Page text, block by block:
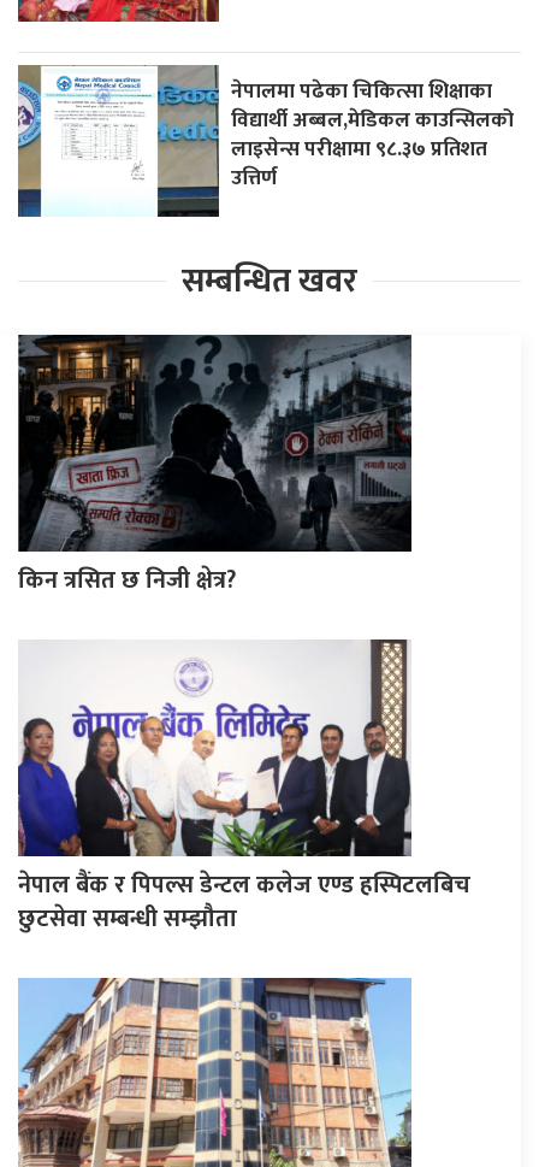
नेपालमा पढेका चिकित्सा शिक्षाका
विद्यार्थी अब्बल,मेडिकल काउन्सिलको
लाइसेन्स परीक्षामा ९८.३७ प्रतिशत
उत्तिर्ण
सम्बन्धित खवर
किन त्रसित छ निजी क्षेत्र?
नेपाल बैंक र पिपल्स डेन्टल कलेज एण्ड हस्पिटलबिच
छुटसेवा सम्बन्धी सम्झौता